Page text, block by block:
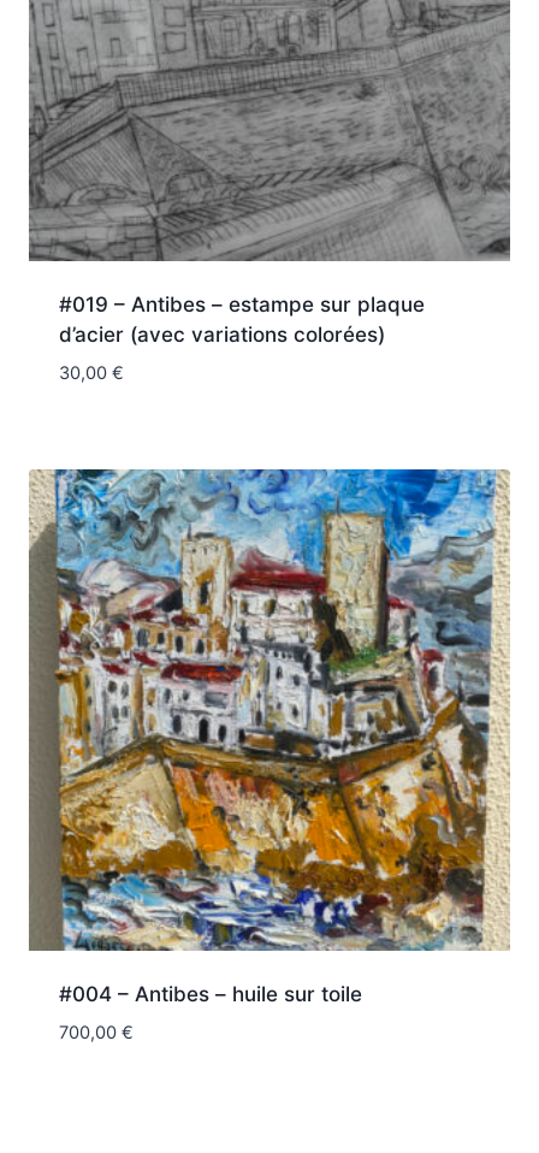
#019 – Antibes – estampe sur plaque
d’acier (avec variations colorées)
30,00 €
#004 – Antibes – huile sur toile
700,00 €